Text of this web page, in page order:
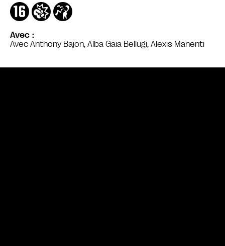
Avec
Avec Anthony Bajon, Alba Gaia Bellugi, Alexis Manenti